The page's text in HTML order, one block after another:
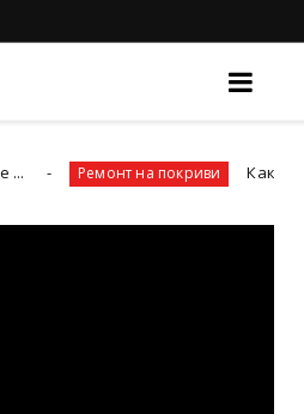
Ремонт на покриви Как да